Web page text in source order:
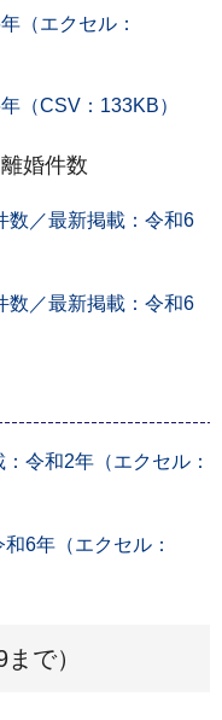
（エクセル：
（CSV：133KB）
婚件数
数／最新掲載：令和6
数／最新掲載：令和6
令和2年（エクセル：
6年（エクセル：
で）